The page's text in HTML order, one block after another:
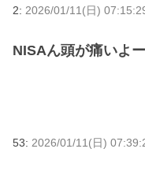
2: 2026/01/11(日)
NISAん頭が痛いよー
53: 2026/01/11(日)